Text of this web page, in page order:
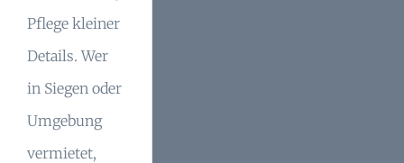
Pflege kleiner
Details. Wer
in Siegen oder
Umgebung
vermietet,